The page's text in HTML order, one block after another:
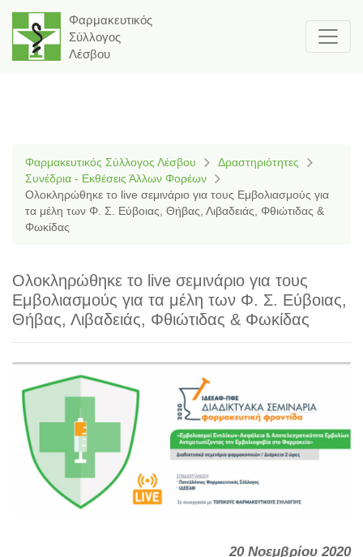
Φαρμακευτικός
Σύλλογος
Λέσβου
Φαρμακευτικός Σύλλογος Λέσβου
Δραστηριότητες
Συνέδρια - Εκθέσεις Άλλων Φορέων
Ολοκληρώθηκε το live σεμινάριο για τους Εμβολιασμούς για
τα μέλη των Φ. Σ. Εύβοιας, Θήβας, Λιβαδειάς, Φθιώτιδας &
Φωκίδας
Ολοκληρώθηκε το live σεμινάριο για τους
Εμβολιασμούς για τα μέλη των Φ. Σ. Εύβοιας,
Θήβας, Λιβαδειάς, Φθιώτιδας & Φωκίδας
20 Νοεμβρίου 2020